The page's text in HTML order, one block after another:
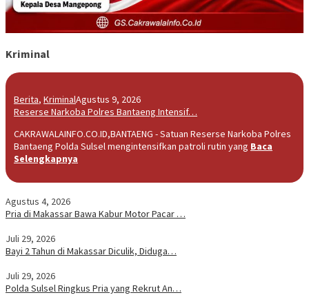
Kriminal
Berita, KriminalAgustus 9, 2026
Reserse Narkoba Polres Bantaeng Intensif…
CAKRAWALAINFO.CO.ID,BANTAENG - Satuan Reserse Narkoba Polres
Bantaeng Polda Sulsel mengintensifkan patroli rutin yang Baca
Selengkapnya
Agustus 4, 2026
Pria di Makassar Bawa Kabur Motor Pacar …
Juli 29, 2026
Bayi 2 Tahun di Makassar Diculik, Diduga…
Juli 29, 2026
Polda Sulsel Ringkus Pria yang Rekrut An…